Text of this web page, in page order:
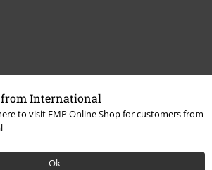
from International
to visit EMP Online Shop for customers from
Ok